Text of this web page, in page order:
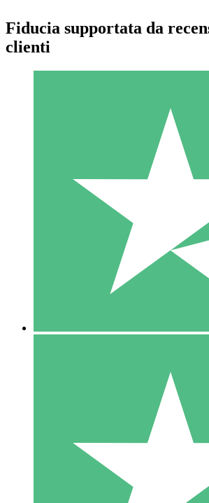
Pacchetti di Crediti
Paga a consumo con crediti di
1 Download
10
US$1500
10 Download
20
Fiducia supportata da
clienti